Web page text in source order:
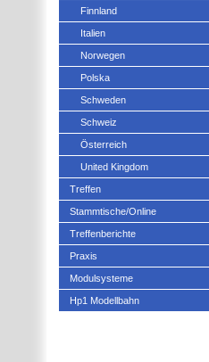
Finnland
Italien
Norwegen
Polska
Schweden
Schweiz
Österreich
United Kingdom
Treffen
Stammtische/Online
Treffenberichte
Praxis
Modulsysteme
Hp1 Modellbahn